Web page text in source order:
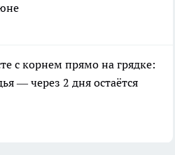
с корнем прямо на грядке:
— через 2 дня остаётся